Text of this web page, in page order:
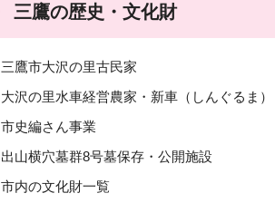
三鷹の歴史・文化財
三鷹市大沢の里古民家
大沢の里水車経営農家・新車（しんぐるま）
市史編さん事業
出山横穴墓群8号墓保存・公開施設
市内の文化財一覧